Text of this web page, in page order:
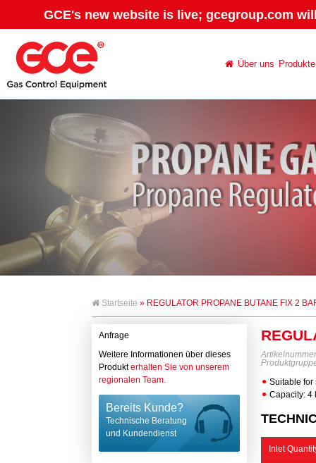
GCE's new website is live; gcegroup.com
Über uns Produkte
Startseite » REGULATOR PROPANE BUTANE FIX 2
Anfrage
Weitere Informationen über dieses
Produkterhalten Sie von unserem
regionalen Team.
Bereits Kunde?
Technische Beratung
und Kundendienst
Artikelnummer
Suitable for
Capacity: 4
Inlet